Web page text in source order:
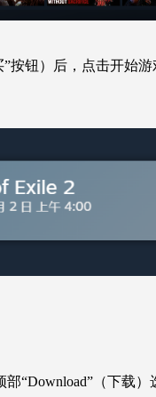
”按钮）后，点击开始游
“Download”（下载）